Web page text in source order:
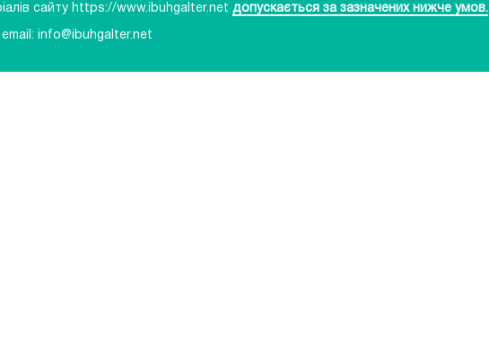
сайту https://www.ibuhgalter.net допускається за зазначених нижче умов.
email: info@ibuhgalter.net